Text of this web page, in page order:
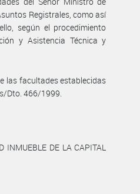
Registrales, como así
según el procedimiento
y Asistencia Técnica y
las facultades establecidas
Dto. 466/1999.
INMUEBLE DE LA CAPITAL